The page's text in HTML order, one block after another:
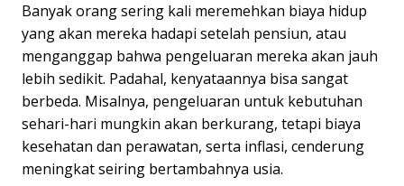
Banyak orang sering kali meremehkan biaya hidup
yang akan mereka hadapi setelah pensiun, atau
menganggap bahwa pengeluaran mereka akan jauh
lebih sedikit. Padahal, kenyataannya bisa sangat
berbeda. Misalnya, pengeluaran untuk kebutuhan
sehari-hari mungkin akan berkurang, tetapi biaya
kesehatan dan perawatan, serta inflasi, cenderung
meningkat seiring bertambahnya usia.